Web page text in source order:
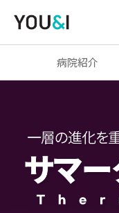
病院紹介